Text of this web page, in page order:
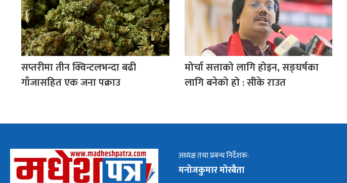
सप्तरीमा तीन क्विन्टलभन्दा बढी
गाँजासहित एक जना पक्राउ
मोर्चा सत्ताको लागि होइन, सङ्घर्षका
लागि बनेको हो : सीके राउत
अध्यक्ष तथा प्रबन्ध निर्देशक:
मनोजकुमार मोरबैता